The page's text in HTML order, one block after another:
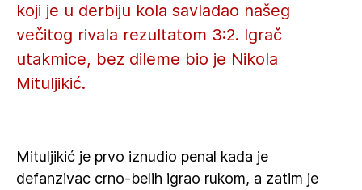
koji je u derbiju kola savladao našeg
večitog rivala rezultatom 3:2. Igrač
utakmice, bez dileme bio je Nikola
Mituljikić.
Mituljikić je prvo iznudio penal kada je
defanzivac crno-belih igrao rukom, a zatim je